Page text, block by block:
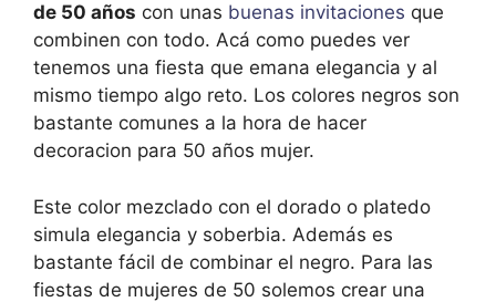
de 50 años con unas buenas invitaciones que
combinen con todo. Acá como puedes ver
tenemos una fiesta que emana elegancia y al
mismo tiempo algo reto. Los colores negros son
bastante comunes a la hora de hacer
decoracion para 50 años mujer.
Este color mezclado con el dorado o platedo
simula elegancia y soberbia. Además es
bastante fácil de combinar el negro. Para las
fiestas de mujeres de 50 solemos crear una